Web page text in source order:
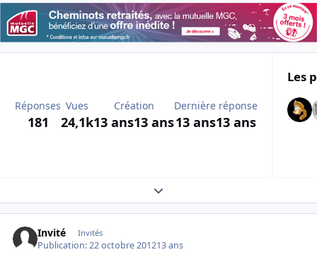
Réponses
181
Vues
24,1k
Création
13 ans13 ans
Dernière réponse
13 ans13 ans
Les
Expand topic overview
Invité Invités
Publication:22 octobre 201213 ans